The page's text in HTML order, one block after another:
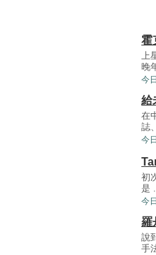
霍
晚
今
給
在
誌
今
初
是 ...
今
羅
說
手